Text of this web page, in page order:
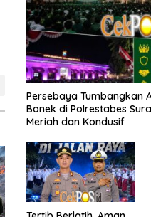
Persebaya Tumbangkan
Bonek di Polrestabes
Meriah dan Kondusif